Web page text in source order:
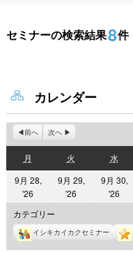
セミナーの検索結果8件
カレンダー
前へ 次へ
月
曜
日
火
曜
日
水水
曜
日
9月 28,
'26
年
9
月
9月 29,
'26
9
月
9月 30,
'26
9
月
カテゴリー
イシキカイカクセミナー